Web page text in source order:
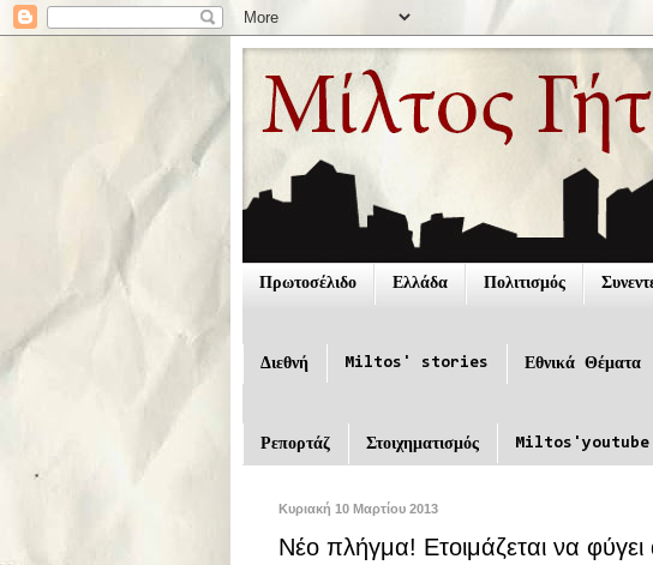
Πρωτοσέλιδο Ελλάδα Πολιτισμός
Διεθνή Miltos' stories Εθνικά Θέματα
Ρεπορτάζ Στοιχηματισμός Miltos'youtube
Κυριακή 10 Μαρτίου 2013
Νέο πλήγμα! Ετοιμάζεται να